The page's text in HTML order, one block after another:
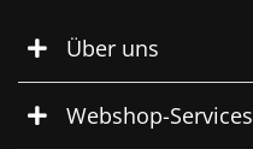
Über uns
Webshop-Services